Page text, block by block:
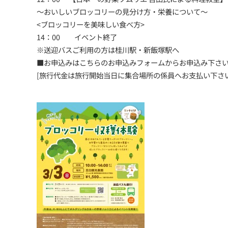
～おいしいブロッコリーの見分け方・栄養について～
<ブロッコリーを美味しい食べ方>
14：00 イベント終了
※送迎バスご利用の方は桂川駅・新飯塚駅へ
■お申込みはこちらのお申込みフォームからお申込み下さ
[旅行代金は旅行開始当日に集合場所の係員へお支払い下さ